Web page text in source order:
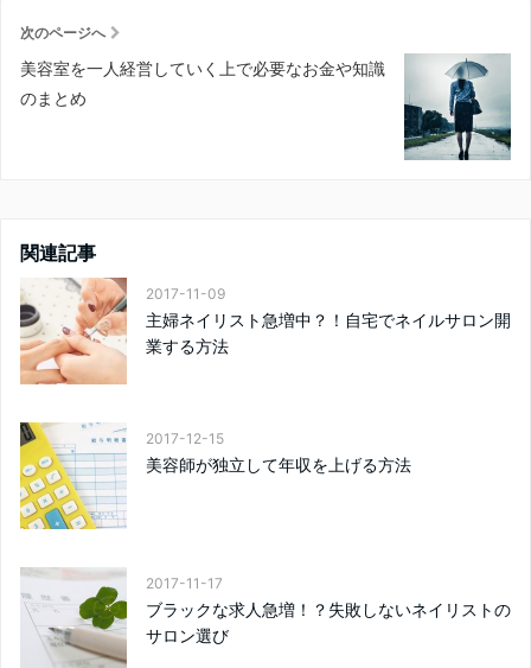
次のページへ
美容室を一人経営していく上で必要なお金や知識
のまとめ
関連記事
2017-11-09
主婦ネイリスト急増中？！自宅でネイルサロン開
業する方法
2017-12-15
美容師が独立して年収を上げる方法
2017-11-17
ブラックな求人急増！？失敗しないネイリストの
サロン選び